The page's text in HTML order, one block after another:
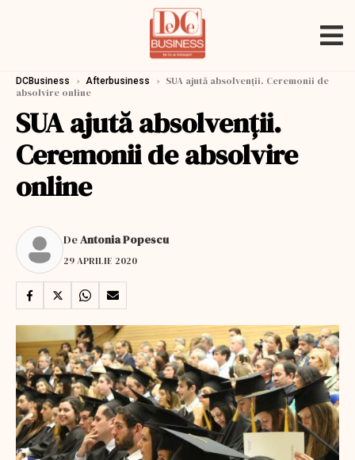
DCBusiness › Afterbusiness › SUA ajută absolvenții. Ceremonii de
absolvire online
SUA ajută absolvenții.
Ceremonii de absolvire
online
DeAntonia Popescu
29 APRILIE 2020